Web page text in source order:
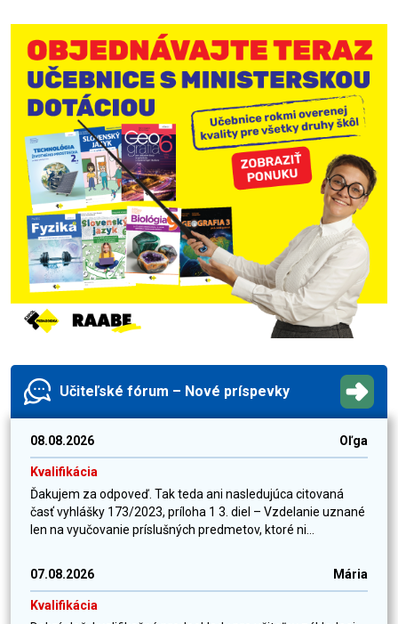
Učiteľské fórum – Nové príspevky
08.08.2026 Oľga
Kvalifikácia
Ďakujem za odpoveď. Tak teda ani nasledujúca citovaná
časť vyhlášky 173/2023, príloha 1 3. diel – Vzdelanie uznané
len na vyučovanie príslušných predmetov, ktoré ni...
07.08.2026 Mária
Kvalifikácia